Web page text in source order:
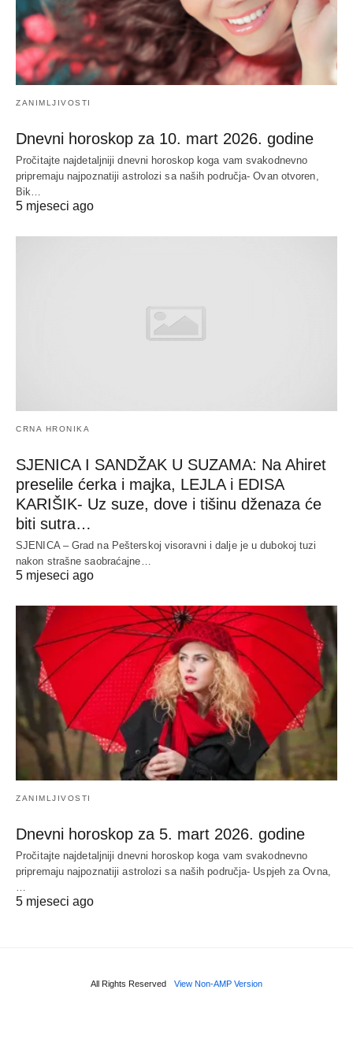
ZANIMLJIVOSTI
Dnevni horoskop za 10. mart 2026. godine
Pročitajte najdetaljniji dnevni horoskop koga vam svakodnevno
pripremaju najpoznatiji astrolozi sa naših područja- Ovan otvoren,
Bik…
5 mjeseci ago
CRNA HRONIKA
SJENICA I SANDŽAK U SUZAMA: Na Ahiret
preselile ćerka i majka, LEJLA i EDISA
KARIŠIK- Uz suze, dove i tišinu dženaza će
biti sutra…
SJENICA – Grad na Pešterskoj visoravni i dalje je u dubokoj tuzi
nakon strašne saobraćajne…
5 mjeseci ago
ZANIMLJIVOSTI
Dnevni horoskop za 5. mart 2026. godine
Pročitajte najdetaljniji dnevni horoskop koga vam svakodnevno
pripremaju najpoznatiji astrolozi sa naših područja- Uspjeh za Ovna,
5 mjeseci ago
All Rights Reserved View Non-AMP Version